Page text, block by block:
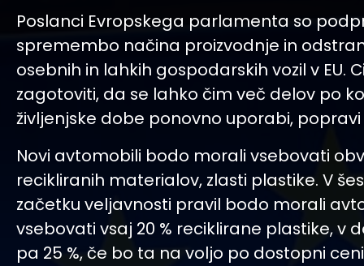
Poslanci Evropskega parlamenta so
spremembo načina proizvodnje in
osebnih in lahkih gospodarskih vozil v EU.
zagotoviti, da se lahko čim več delov po
življenjske dobe ponovno uporabi,
Novi avtomobili bodo morali vsebovati
recikliranih materialov, zlasti plastike. V
začetku veljavnosti pravil bodo morali
vsebovati vsaj 20 % reciklirane plastike, v
pa 25 %, če bo ta na voljo po dostopni